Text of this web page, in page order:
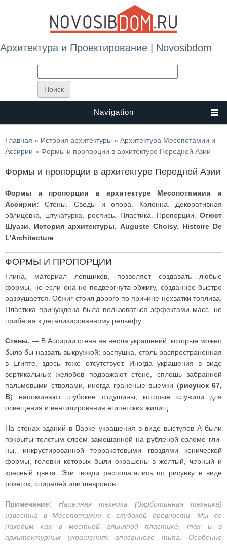
Архитектура и Проектирование | Novosibdom
Navigation
Вы здесь
Главная » История архитектуры » Архитектура Месопотамии и
Ассирии » Формы и пропорции в архитектуре Передней Азии
Формы и пропорции в архитектуре Передней Азии
Формы и пропорции в архитектуре Месопотамиии и
Ассирии: Стены. Своды и опора. Колонна. Декоративная
облицовка, штукатурка, роспись. Пластика. Пропорции. Огюст
Шуази. История архитектуры. Auguste Choisy. Histoire De
L'Architecture
ФОРМЫ И ПРОПОРЦИИ
Глина, материал лепщиков, позволяет создавать любые
формы, но если она не подвергнута обжигу, созданное быстро
разрушается. Обжиг стоил дорого по причине нехватки топлива.
Пластика принуждена была пользоваться эффектами масс, не
прибегая к детализированному рельефу.
Стены. — В Ассирии стена не несла украшений, которые можно
было бы назвать выкружкой; распушка, столь распространенная
в Египте, здесь тоже отсутствует. Иногда украшения в виде
вертикальных желобов подражают стене, сплошь забранной
пальмовыми стволами, иногда граненые выемки (рисунок 67,
В) напоминают глубокие отдушины, которые служили для
освещения и вентилирования египетских жилищ.
На стенах зданий в Варке украшения в виде выступов А были
покрыты толстым слоем замешанной на рубленой соломе гли­
ны, инкрустированной терракотовыми гвоздями конической
формы, головки которых были окрашены в желтый, черный и
красный цвета. Эти гвозди располагались по рисунку в виде
розеток, спиралей или шевронов.
Примечание: Налепная техника (барботинная техника)
известна в Месопотамии с глубокой древности. Мы ее
находим как в местной глиняной пластике, так и в
архитектурных украшениях описанного типа. Особенно